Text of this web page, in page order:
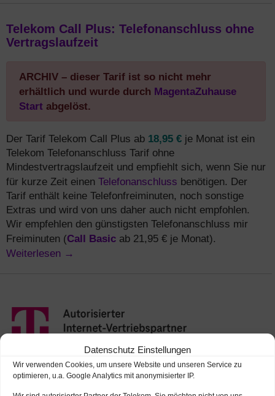
Datenschutz Einstellungen
Wir verwenden Cookies, um unsere Website und unseren Service zu
optimieren, u.a. Google Analytics mit anonymisierter IP.
Telekom Call Plus: Telefonanschluss ohne
Vertragslaufzeit
ARCHIV – dieser Tarif ist so nicht mehr
erhältlich und wurde durch MagentaZuhause
Start abgelöst.
Der Tarif Telekom Call Plus ab 18,95 € je Monat ist ein
Telekom Telefonanschluss Tarif ohne
Mindestvertragslaufzeit und empfiehlt sich, wenn Sie nur
für kurze Zeit einen Telefonanschluss benötigen. Der
Tarif enthält keine Telefonfreiminuten, noch sonstige
Extras und wird von uns daher auch nicht empfohlen.
Wir empfehlen den günstigsten Telefonanschluss mir
Freiminuten (Call Basic ab 21,95 € je Monat).
Weiterlesen →